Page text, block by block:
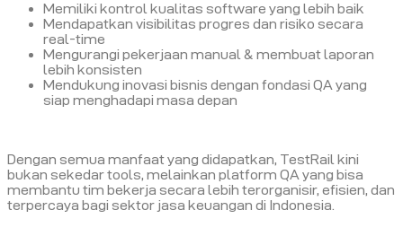
Memiliki kontrol kualitas software yang lebih baik
Mendapatkan visibilitas progres dan risiko secara
real-time
Mengurangi pekerjaan manual & membuat laporan
lebih konsisten
Mendukung inovasi bisnis dengan fondasi QA yang
siap menghadapi masa depan
Dengan semua manfaat yang didapatkan, TestRail kini
bukan sekedar tools, melainkan platform QA yang bisa
membantu tim bekerja secara lebih terorganisir, efisien, dan
terpercaya bagi sektor jasa keuangan di Indonesia.